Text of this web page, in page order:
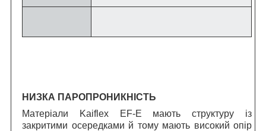
НИЗКА ПАРОПРОНИКНІСТЬ
Матеріали Kaiflex EF-E мають структуру із
закритими осередками й тому мають високий опір